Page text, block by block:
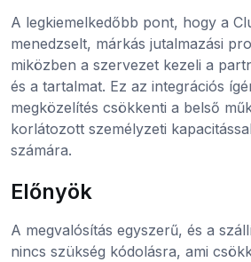
A legkiemelkedőbb pont, hogy a
menedzselt, márkás jutalmazási
miközben a szervezet kezeli a
és a tartalmat. Ez az integrációs
megközelítés csökkenti a belső
korlátozott személyzeti
számára.
Előnyök
A megvalósítás egyszerű, és a
nincs szükség kódolásra, ami